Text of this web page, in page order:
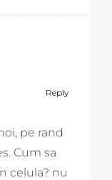
Reply
pe rand
Cum sa
celula? nu